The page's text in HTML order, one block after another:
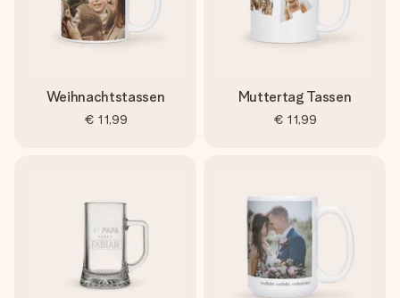
Weihnachtstassen
€ 11,99
Muttertag Tassen
€ 11,99